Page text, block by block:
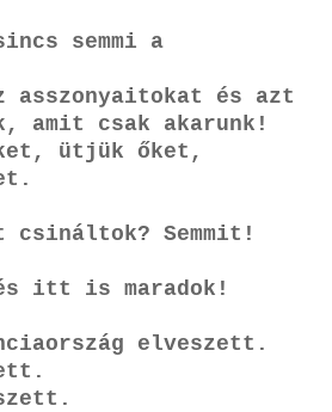
semmi a
asszonyaitokat és azt
amit csak akarunk!
ütjük őket,
Semmit!
itt is maradok!
elveszett.